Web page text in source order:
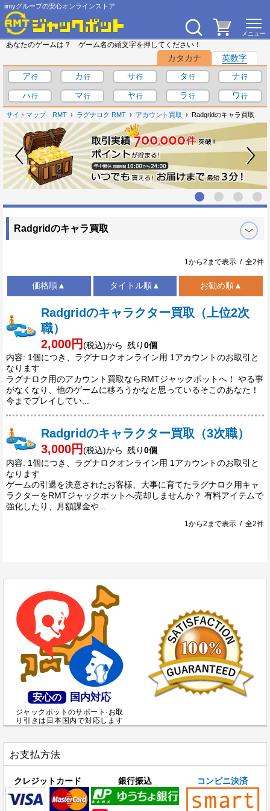
iimyグループの安心オンラインストア
あなたのゲームは？ ゲーム名の頭文字を押してください！
カタカナ
英数字
ア
カ サ タ
ナ
ハ
マ ヤ ラ ワ
サイトマップ RMT ラグナロク RMT アカウント買取 Radgridのキャラ買取
Radgridのキャラ買取
1から2まで表示 / 全2件
価格順▲ タイトル順▲ お勧め順▲
Radgridのキャラクター買取（上位2次
職）
2,000円(税込)から 残り0個
内容: 1個につき、ラグナロクオンライン用 1アカウントのお取引と
なります
ラグナロク用のアカウント買取ならRMTジャックポットへ！ やる事
がなくなり、他のゲームに移ろうかなと思っているそこのあなた！
今までプレイしてい...
Radgridのキャラクター買取（3次職）
3,000円(税込)から 残り0個
内容: 1個につき、ラグナロクオンライン用 1アカウントのお取引と
なります
ゲームの引退を決意されたお客様、大事に育てたラグナロク用キャ
ラクターをRMTジャックポットへ売却しませんか？ 有料アイテムで
強化したり、月額課金や...
1から2まで表示 / 全2件
安心の 国内対応
ジャックポットのサポート·お取
り引きは日本国内で対応します
お支払方法
クレジットカード 銀行振込 コンビニ決済